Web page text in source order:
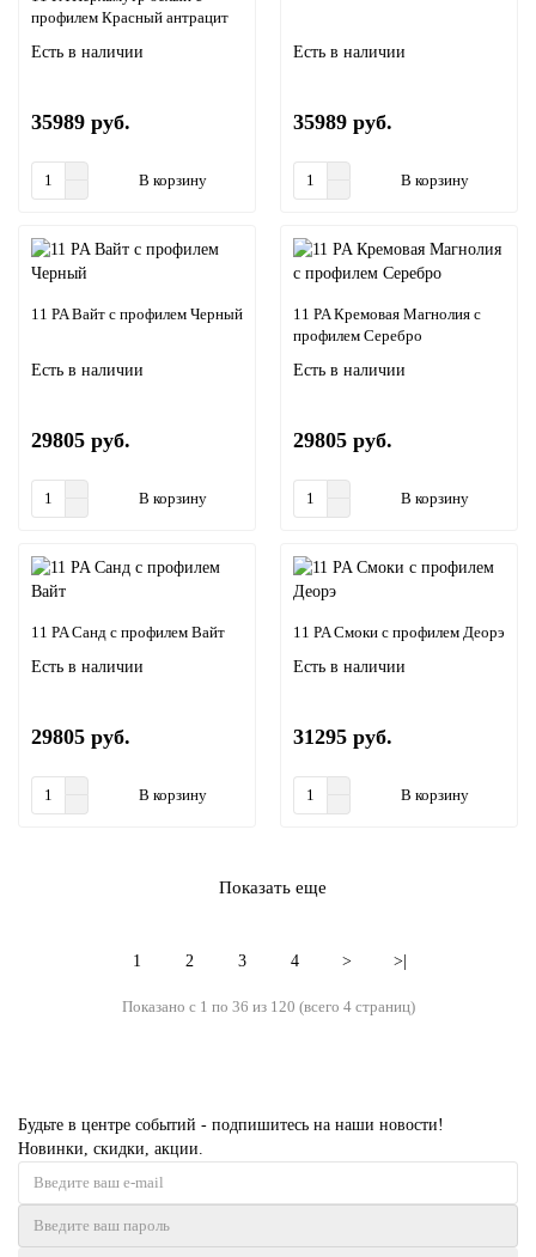
профилем Красный антрацит
Есть в наличии
35989 руб.
В корзину
Есть в наличии
35989 руб.
В корзину
11 PA Вайт с профилем Черный
Есть в наличии
29805 руб.
В корзину
11 PA Кремовая Магнолия с
профилем Серебро
Есть в наличии
29805 руб.
В корзину
11 PA Санд с профилем Вайт
Есть в наличии
29805 руб.
В корзину
11 PA Смоки с профилем Деорэ
Есть в наличии
31295 руб.
В корзину
Показать еще
1 2 3 4 > >|
Показано с 1 по 36 из 120 (всего 4 страниц)
Будьте в центре событий - подпишитесь на наши новости!
Новинки, скидки, акции.